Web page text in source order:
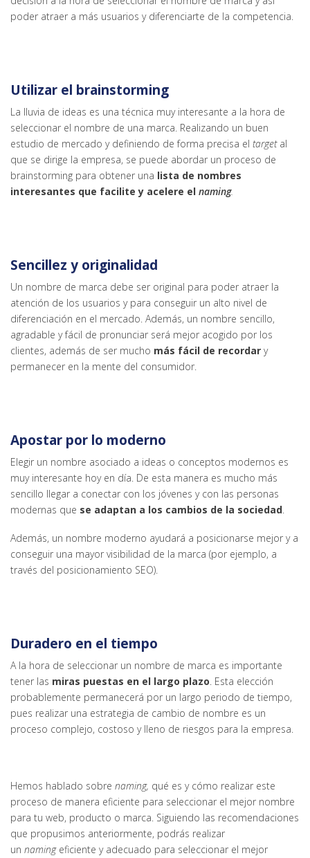
poder atraer a más usuarios y diferenciarte de la competencia.
Utilizar el brainstorming
La lluvia de ideas es una técnica muy interesante a la hora de
seleccionar el nombre de una marca. Realizando un buen
estudio de mercado y definiendo de forma precisa el targetal
que se dirige la empresa, se puede abordar un proceso de
brainstorming para obtener una lista de nombres
interesantes que facilite y acelere el naming.
Sencillez y originalidad
Un nombre de marca debe ser original para poder atraer la
atención de los usuarios y para conseguir un alto nivel de
diferenciación en el mercado. Además, un nombre sencillo,
agradable y fácil de pronunciar será mejor acogido por los
clientes, además de ser mucho más fácil de recordar y
permanecer en la mente del consumidor.
Apostar por lo moderno
Elegir un nombre asociado a ideas o conceptos modernos es
muy interesante hoy en día. De esta manera es mucho más
sencillo llegar a conectar con los jóvenes y con las personas
modernas que se adaptan a los cambios de la sociedad.
Además, un nombre moderno ayudará a posicionarse mejor y a
conseguir una mayor visibilidad de la marca (por ejemplo, a
través del posicionamiento SEO).
Duradero en el tiempo
A la hora de seleccionar un nombre de marca es importante
tener las miras puestas en el largo plazo. Esta elección
probablemente permanecerá por un largo periodo de tiempo,
pues realizar una estrategia de cambio de nombre es un
proceso complejo, costoso y lleno de riesgos para la empresa.
Hemos hablado sobre naming, qué es y cómo realizar este
proceso de manera eficiente para seleccionar el mejor nombre
para tu web, producto o marca. Siguiendo las recomendaciones
que propusimos anteriormente, podrás realizar
un namingeficiente y adecuado para seleccionar el mejor